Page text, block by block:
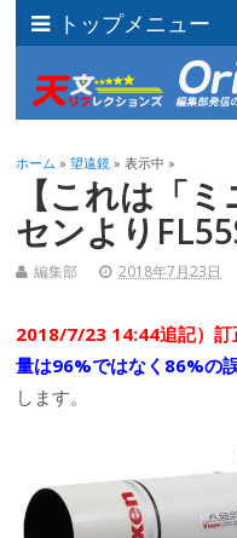
トップメニュー
ホーム »望遠鏡 » 表示中 »
【これは「
センより
編集部 2018年7月23日
2018/7/23 14:44追記）訂
量は96%ではなく86%の
します。